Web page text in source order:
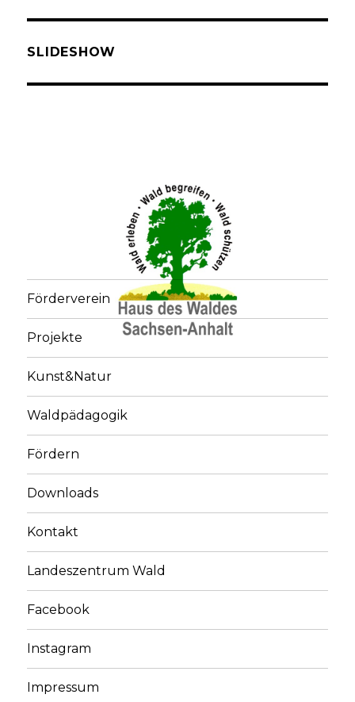
SLIDESHOW
Förderverein
Projekte
Kunst&Natur
Waldpädagogik
Fördern
Downloads
Kontakt
Landeszentrum Wald
Facebook
Instagram
Impressum